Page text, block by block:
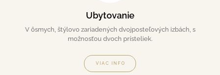
Ubytovanie
V ôsmych, štýlovo zariadených dvojposteľových izbách, s
možnosťou dvoch prísteliek.
VIAC INFO